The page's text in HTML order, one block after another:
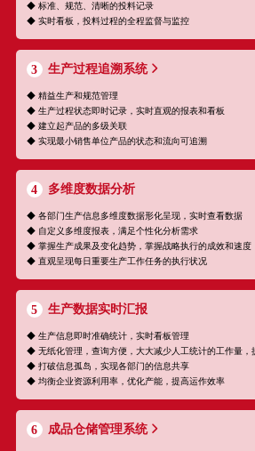
◆ 标准、规范、清晰的投料记录
◆ 实时看板，投料过程的全程监督与监控
3 生产过程追溯系统
◆ 精益生产和规范管理
◆ 生产过程状态即时记录，实时直观的报表和看板
◆ 建立起产品的多级关联
◆ 实现最小销售单位产品的状态和流向可追溯
4 多维度数据分析
◆ 各部门生产信息多维度数据形化呈现，实时查看数据
◆ 自定义多维度报表，满足个性化分析需求
◆ 掌握生产成果及变化趋势，掌握战略执行的成效和速度
◆ 直观呈现每日重要生产工作任务的执行状况
5 生产数据实时汇报
◆ 生产信息即时准确统计，实时看板管理
◆ 无纸化管理，查询方便，大大减少人工统计的工作量，
◆ 打破信息孤岛，实现各部门的信息共享
◆ 均衡企业资源利用率，优化产能，提高运作效率
6 成品仓储管理系统